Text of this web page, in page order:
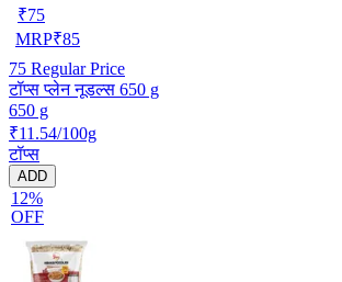
₹75
MRP₹85
75 Regular Price
टॉप्स प्लेन नूडल्स 650 g
650 g
₹11.54/100g
टॉप्स
ADD
12%
OFF